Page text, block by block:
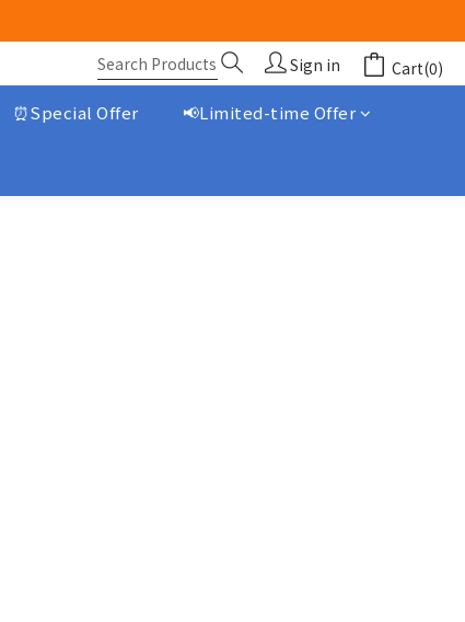
Sign in Cart(0)
⏰Special Offer 📢Limited-time Offer